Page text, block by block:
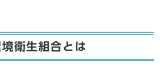
衛生組合とは